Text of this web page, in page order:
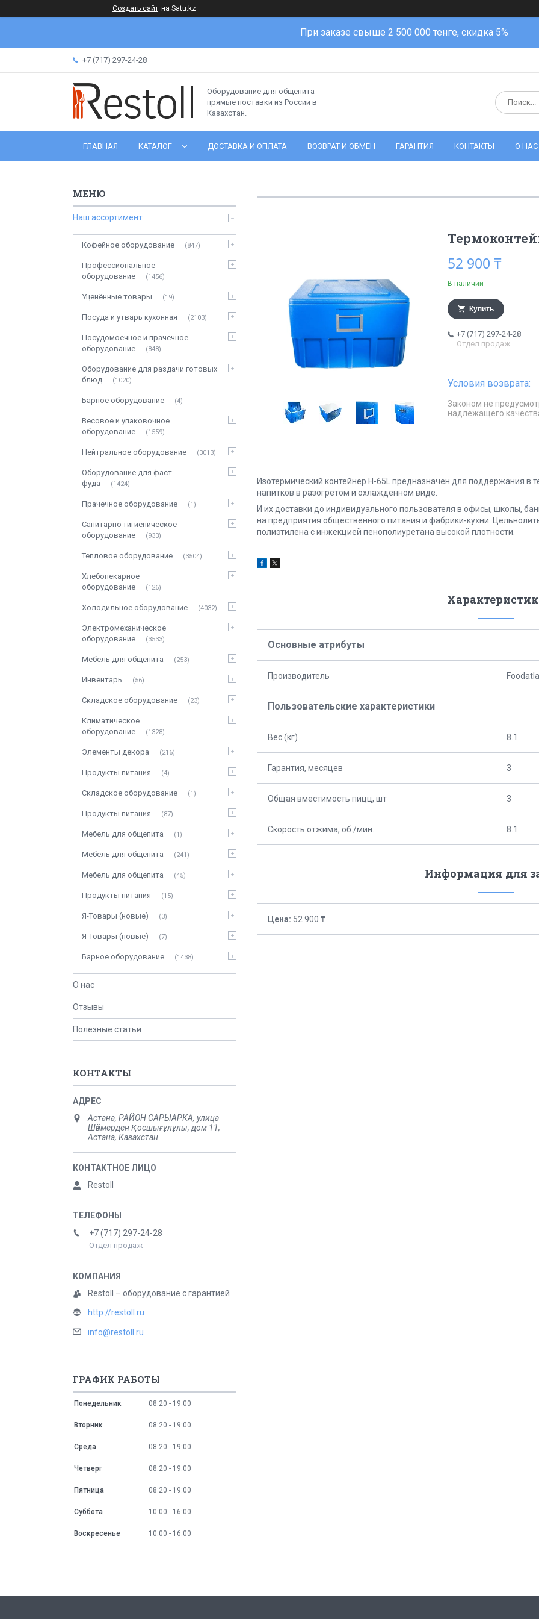
Создать сайт на Satu.kz
При заказе свыше 2 500 000 тенге, скидка 5%
+7 (717) 297-24-28
Оборудование для общепита
прямые поставки из России в
Казахстан.
ГЛАВНАЯ КАТАЛОГ ДОСТАВКА И ОПЛАТА ВОЗВРАТ И ОБМЕН ГАРАНТИЯ КОНТАКТЫ О НАС
52 900 ₸
В наличии
Купить
+7 (717) 297-24-28
Отдел продаж
Законом не
надлежащего
Изотермический контейнер H-65L предназначен для поддержания в
напитков в разогретом и охлажденном виде.
И их доставки до индивидуального пользователя в офисы, школы,
на предприятия общественного питания и фабрики-кухни.
полиэтилена с инжекцией пенополиуретана высокой плотности.
Основные атрибуты
Производитель
Пользовательские характеристики
Вес (кг) 8.1
Гарантия, месяцев 3
Общая вместимость пицц, шт 3
Скорость отжима, об./мин. 8.1
Информация для
Цена: 52 900 ₸
Наш ассортимент
Кофейное оборудование 847
Профессиональное
оборудование
1456
Уценённые товары 19
Посуда и утварь кухонная 2103
Посудомоечное и прачечное
оборудование
848
Оборудование для раздачи готовых
блюд
1020
Барное оборудование 4
Весовое и упаковочное
оборудование
1559
Нейтральное оборудование 3013
Оборудование для фаст-
фуда
1424
Прачечное оборудование 1
Санитарно-гигиеническое
оборудование
933
Тепловое оборудование 3504
Хлебопекарное
оборудование
126
Холодильное оборудование 4032
Электромеханическое
оборудование
3533
Мебель для общепита 253
Инвентарь 56
Складское оборудование 23
Климатическое
оборудование
1328
Элементы декора 216
Продукты питания 4
Складское оборудование 1
Продукты питания 87
Мебель для общепита 1
Мебель для общепита 241
Мебель для общепита 45
Продукты питания 15
Я-Товары (новые) 3
Я-Товары (новые) 7
Барное оборудование 1438
О нас
Отзывы
Полезные статьи
КОНТАКТЫ
Астана, РАЙОН САРЫАРКА, улица
Шәймерден Қосшығұлұлы, дом 11,
Астана, Казахстан
Restoll
+7 (717) 297-24-28
Отдел продаж
Restoll – оборудование с гарантией
http://restoll.ru
info@restoll.ru
ГРАФИК РАБОТЫ
Понедельник 08:20 19:00
Вторник 08:20 19:00
Среда 08:20 19:00
Четверг 08:20 19:00
Пятница 08:20 19:00
Суббота 10:00 16:00
Воскресенье 10:00 16:00